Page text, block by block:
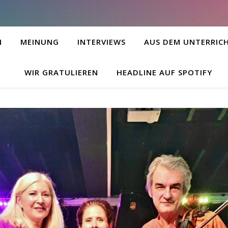
MEINUNG INTERVIEWS AUS DEM
WIR GRATULIEREN HEADLINE AUF SPOTIFY